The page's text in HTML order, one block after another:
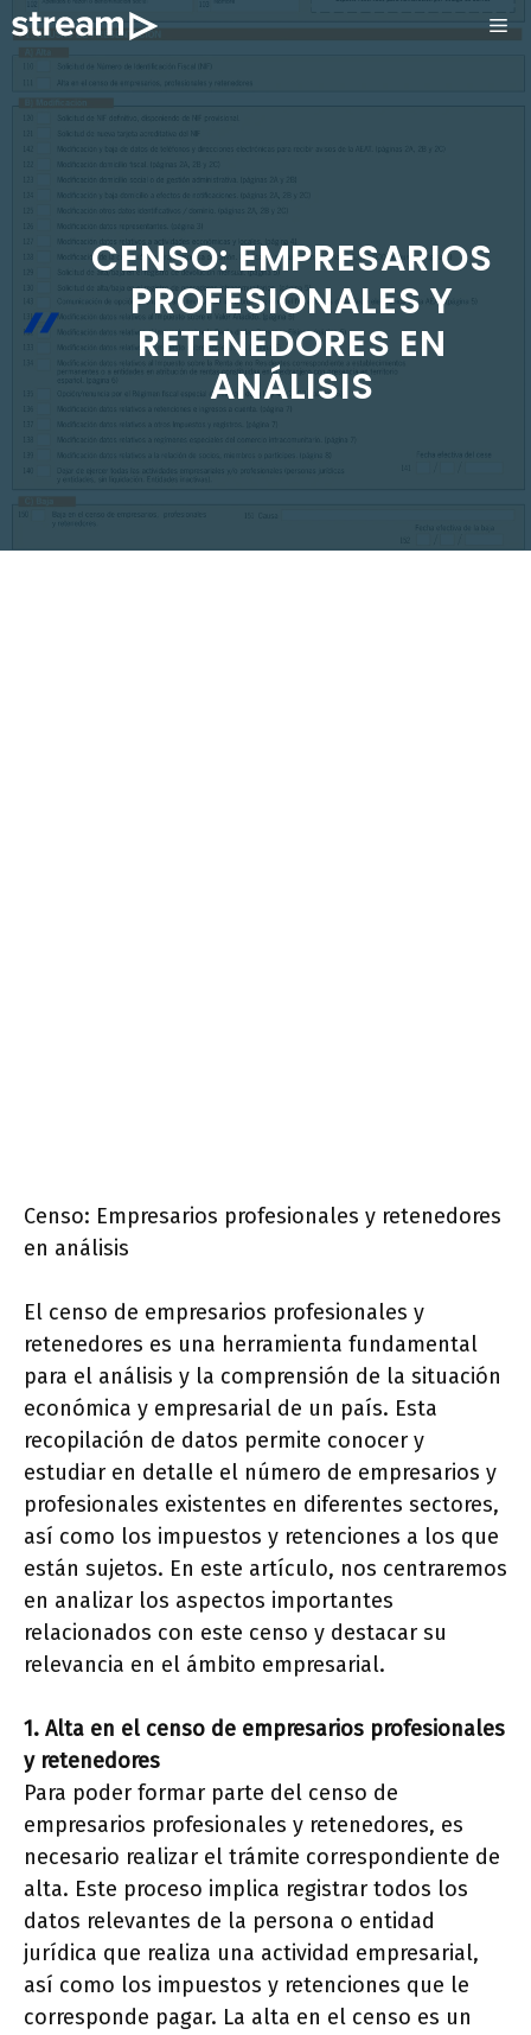
Saltar
al
CENSO: EMPRESARIOS
PROFESIONALES Y
RETENEDORES EN
ANÁLISIS
Censo: Empresarios profesionales y retenedores
en análisis
El censo de empresarios profesionales y
retenedores es una herramienta fundamental
para el análisis y la comprensión de la situación
económica y empresarial de un país. Esta
recopilación de datos permite conocer y
estudiar en detalle el número de empresarios y
profesionales existentes en diferentes sectores,
así como los impuestos y retenciones a los que
están sujetos. En este artículo, nos centraremos
en analizar los aspectos importantes
relacionados con este censo y destacar su
relevancia en el ámbito empresarial.
1. Alta en el censo de empresarios profesionales
y retenedores
Para poder formar parte del censo de
empresarios profesionales y retenedores, es
necesario realizar el trámite correspondiente de
alta. Este proceso implica registrar todos los
datos relevantes de la persona o entidad
jurídica que realiza una actividad empresarial,
así como los impuestos y retenciones que le
corresponde pagar. La alta en el censo es un